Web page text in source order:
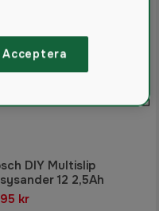
DIY Multislip
12 2,5Ah
kr
Acceptera